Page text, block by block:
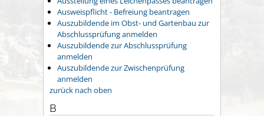
Ausweispflicht - Befreiung beantragen
Auszubildende im Obst- und Gartenbau zur
Abschlussprüfung anmelden
Auszubildende zur Abschlussprüfung
anmelden
Auszubildende zur Zwischenprüfung
anmelden
zurück nach oben
B